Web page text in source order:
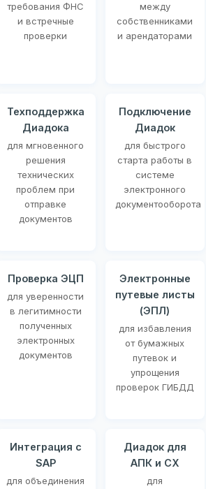
требования ФНС
и встречные
проверки
между
собственниками
и арендаторами
Техподдержка
Диадока
для мгновенного
решения
технических
проблем при
отправке
документов
Подключение
Диадок
для быстрого
старта работы в
системе
электронного
документооборота
Проверка ЭЦП
для уверенности
в легитимности
полученных
электронных
документов
Электронные
путевые листы
(ЭПЛ)
для избавления
от бумажных
путевок и
упрощения
проверок ГИБДД
Интеграция с
SAP
для объединения
Диадок для
АПК и СХ
для